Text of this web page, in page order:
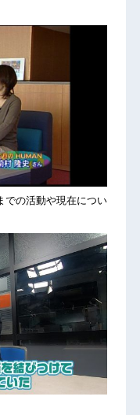
での活動や現在につい